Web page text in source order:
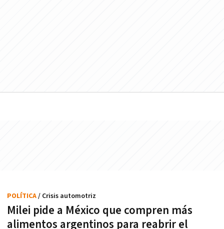
Milei pide a México que compren más
alimentos argentinos para reabrir el
POLÍTICA/ Crisis automotriz